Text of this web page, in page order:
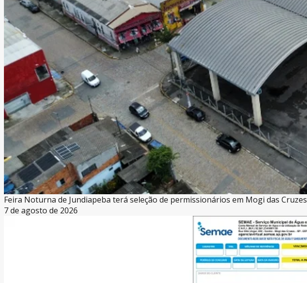
Feira Noturna de Jundiapeba terá seleção de permissionários em Mogi das Cruzes
7 de agosto de 2026